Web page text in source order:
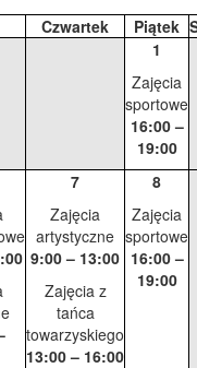
Czwartek Piątek
1
Zajęcia
sportowe
16:00 –
19:00
7
Zajęcia
artystyczne
9:00 – 13:00
Zajęcia z
tańca
towarzyskiego
13:00 – 16:00
8
Zajęcia
sportowe
16:00 –
19:00